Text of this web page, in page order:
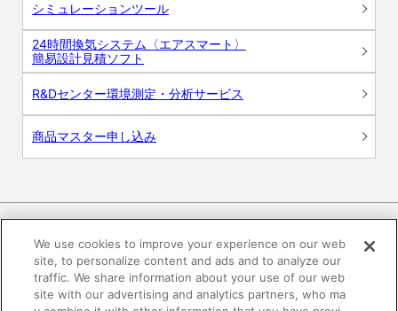
シミュレーションツール
24時間換気システム〈エアスマート〉
簡易設計見積ソフト
R&Dセンター環境測定・分析サービス
商品マスター申し込み
電子公告 このWEBサイトについて
We use cookies to improve your experience on our web
site, to personalize content and ads and to analyze our
traffic. We share information about your use of our web
site with our advertising and analytics partners, who ma